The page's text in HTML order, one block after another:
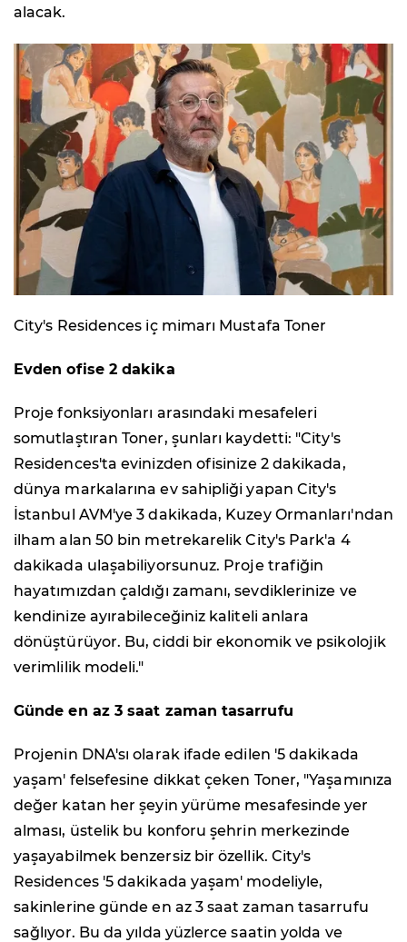
alacak.
City's Residences iç mimarı Mustafa Toner
Evden ofise 2 dakika
Proje fonksiyonları arasındaki mesafeleri
somutlaştıran Toner, şunları kaydetti: "City's
Residences'ta evinizden ofisinize 2 dakikada,
dünya markalarına ev sahipliği yapan City's
İstanbul AVM'ye 3 dakikada, Kuzey Ormanları'ndan
ilham alan 50 bin metrekarelik City's Park'a 4
dakikada ulaşabiliyorsunuz. Proje trafiğin
hayatımızdan çaldığı zamanı, sevdiklerinize ve
kendinize ayırabileceğiniz kaliteli anlara
dönüştürüyor. Bu, ciddi bir ekonomik ve psikolojik
verimlilik modeli."
Günde en az 3 saat zaman tasarrufu
Projenin DNA'sı olarak ifade edilen '5 dakikada
yaşam' felsefesine dikkat çeken Toner, "Yaşamınıza
değer katan her şeyin yürüme mesafesinde yer
alması, üstelik bu konforu şehrin merkezinde
yaşayabilmek benzersiz bir özellik. City's
Residences '5 dakikada yaşam' modeliyle,
sakinlerine günde en az 3 saat zaman tasarrufu
sağlıyor. Bu da yılda yüzlerce saatin yolda ve